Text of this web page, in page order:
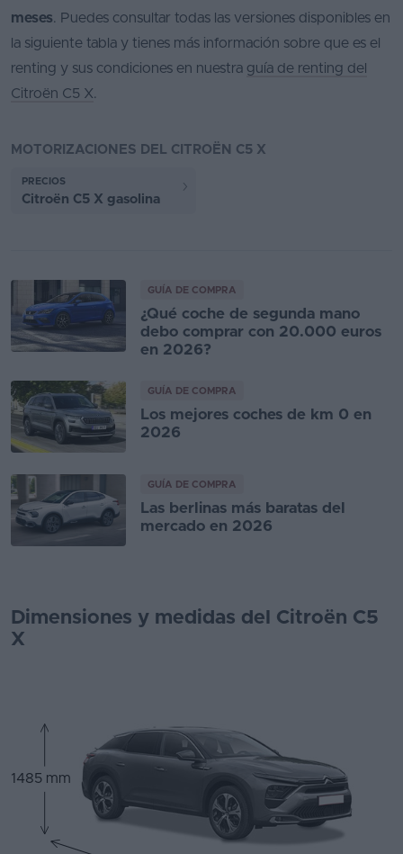
meses. Puedes consultar todas las versiones disponibles en
la siguiente tabla y tienes más información sobre que es el
renting y sus condiciones en nuestra guía de renting del
Citroën C5 X.
MOTORIZACIONES DEL CITROËN C5 X
PRECIOS
Citroën C5 X gasolina
GUÍA DE COMPRA
¿Qué coche de segunda mano
debo comprar con 20.000 euros
en 2026?
GUÍA DE COMPRA
Los mejores coches de km 0 en
2026
GUÍA DE COMPRA
Las berlinas más baratas del
mercado en 2026
Dimensiones y medidas del Citroën C5
X
1485 mm